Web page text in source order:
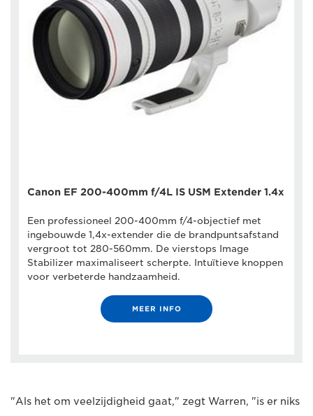
Canon EF 200-400mm f/4L IS USM Extender 1.4x
Een professioneel 200-400mm f/4-objectief met
ingebouwde 1,4x-extender die de brandpuntsafstand
vergroot tot 280-560mm. De vierstops Image
Stabilizer maximaliseert scherpte. Intuïtieve knoppen
voor verbeterde handzaamheid.
MEER INFO
"Als het om veelzijdigheid gaat," zegt Warren, "is er niks